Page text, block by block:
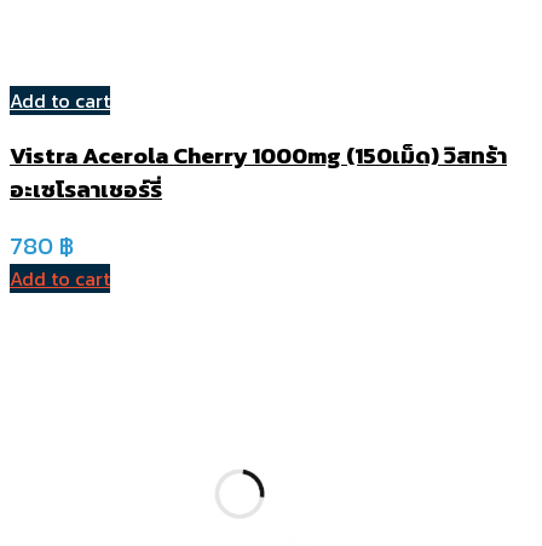
Add to cart
Vistra Acerola Cherry 1000mg (150เม็ด) วิสทร้า
อะเซโรลาเชอร์รี่
780 ฿
Add to cart